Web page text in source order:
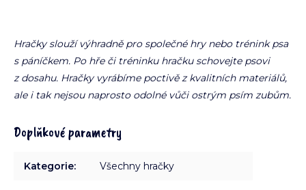
Hračky slouží výhradně pro společné hry nebo trénink psa
s páníčkem. Po hře či tréninku hračku schovejte psovi
z dosahu. Hračky vyrábíme poctivě z kvalitních materiálů,
ale i tak nejsou naprosto odolné vůči ostrým psím zubům.
Doplňkové parametry
Kategorie: Všechny hračky